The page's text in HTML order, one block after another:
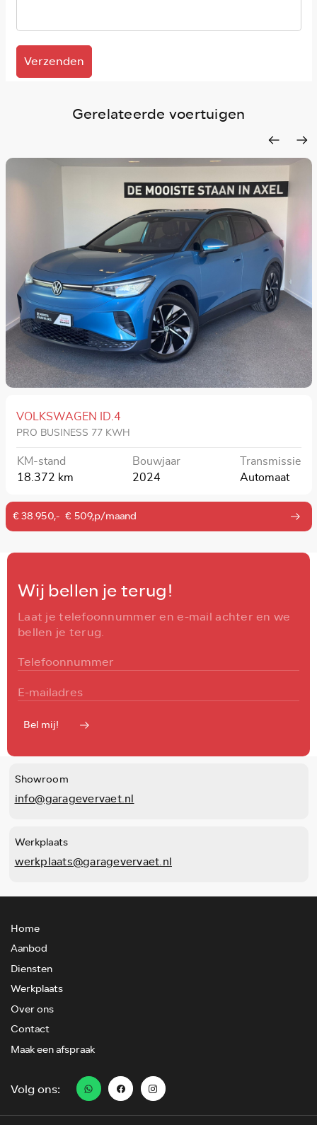
Verzenden
Gerelateerde voertuigen
VOLKSWAGEN ID.4
PRO BUSINESS 77 KWH
KM-stand
18.372 km
Bouwjaar
2024
Transmissie
Automaat
€ 38.950,- € 509,p/maand
Wij bellen je terug!
Laat je telefoonnummer en e-mail achter en we
bellen je terug.
Bel mij!
Showroom
info@garagevervaet.nl
Werkplaats
werkplaats@garagevervaet.nl
Home
Aanbod
Diensten
Werkplaats
Over ons
Contact
Maak een afspraak
Volg ons: